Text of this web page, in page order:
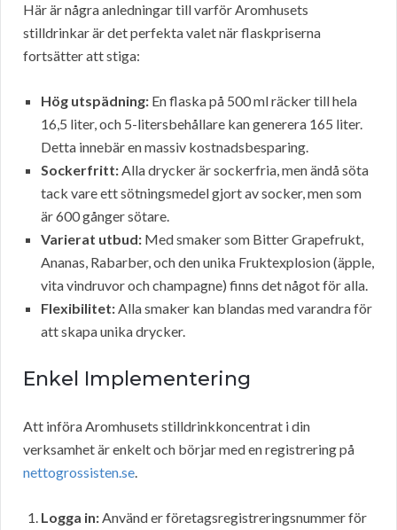
Här är några anledningar till varför Aromhusets
stilldrinkar är det perfekta valet när flaskpriserna
fortsätter att stiga:
Hög utspädning: En flaska på 500 ml räcker till hela
16,5 liter, och 5-litersbehållare kan generera 165 liter.
Detta innebär en massiv kostnadsbesparing.
Sockerfritt:Alla drycker är sockerfria, men ändå söta
tack vare ett sötningsmedel gjort av socker, men som
är 600 gånger sötare.
Varierat utbud: Med smaker som Bitter Grapefrukt,
Ananas, Rabarber, och den unika Fruktexplosion (äpple,
vita vindruvor och champagne) finns det något för alla.
Flexibilitet:Alla smaker kan blandas med varandra för
att skapa unika drycker.
Enkel Implementering
Att införa Aromhusets stilldrinkkoncentrat i din
verksamhet är enkelt och börjar med en registrering på
nettogrossisten.se.
Logga in:Använd er företagsregistreringsnummer för